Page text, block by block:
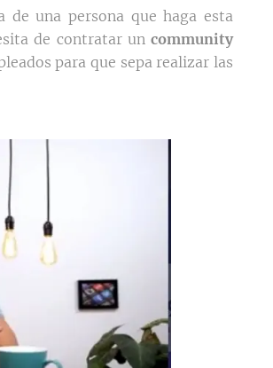
de una persona que haga esta
de contratar un community
para que sepa realizar las